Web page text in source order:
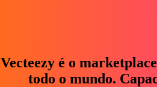
Vecteezy é o
todo o mundo.